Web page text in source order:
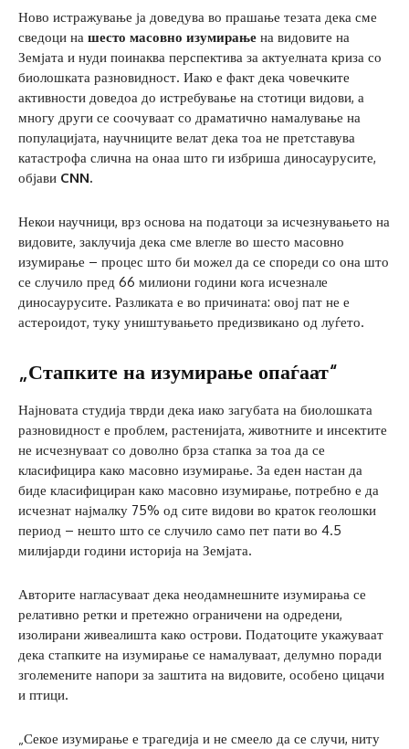
Ново истражување ја доведува во прашање тезата дека сме
сведоци на шесто масовно изумирање на видовите на
Земјата и нуди поинаква перспектива за актуелната криза со
биолошката разновидност. Иако е факт дека човечките
активности доведоа до истребување на стотици видови, а
многу други се соочуваат со драматично намалување на
популацијата, научниците велат дека тоа не претставува
катастрофа слична на онаа што ги избриша диносаурусите,
објави CNN.
Некои научници, врз основа на податоци за исчезнувањето на
видовите, заклучија дека сме влегле во шесто масовно
изумирање – процес што би можел да се спореди со она што
се случило пред 66 милиони години кога исчезнале
диносаурусите. Разликата е во причината: овој пат не е
астероидот, туку уништувањето предизвикано од луѓето.
„Стапките на изумирање опаѓаат“
Најновата студија тврди дека иако загубата на биолошката
разновидност е проблем, растенијата, животните и инсектите
не исчезнуваат со доволно брза стапка за тоа да се
класифицира како масовно изумирање. За еден настан да
биде класифициран како масовно изумирање, потребно е да
исчезнат најмалку 75% од сите видови во краток геолошки
период – нешто што се случило само пет пати во 4.5
милијарди години историја на Земјата.
Авторите нагласуваат дека неодамнешните изумирања се
релативно ретки и претежно ограничени на одредени,
изолирани живеалишта како острови. Податоците укажуваат
дека стапките на изумирање се намалуваат, делумно поради
зголемените напори за заштита на видовите, особено цицачи
и птици.
„Секое изумирање е трагедија и не смеело да се случи, ниту